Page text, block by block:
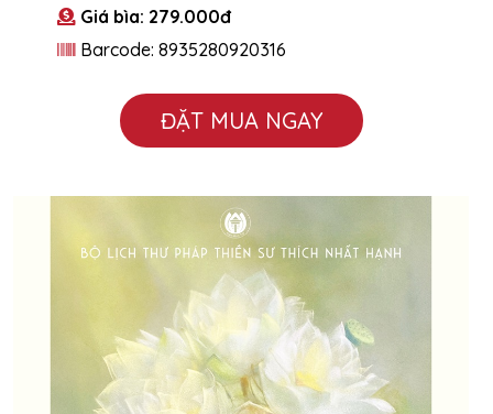
Giá bìa: 279.000đ
Barcode: 8935280920316
ĐẶT MUA NGAY